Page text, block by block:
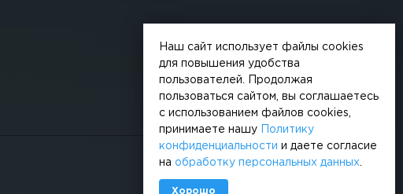
Наш сайт использует файлы cookies
для повышения удобства
пользователей. Продолжая
пользоваться сайтом, вы соглашаетесь
с использованием файлов cookies,
принимаете нашу
Политику
конфиденциальности
и даете согласие
на обработку персональных данных
Хорошо